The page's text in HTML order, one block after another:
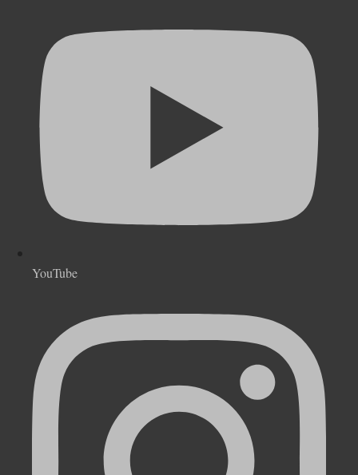
YouTube